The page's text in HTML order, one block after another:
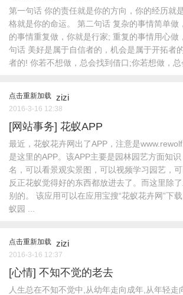
第一句话 你的责任就是你的方向，你的经历就
格就是你的命运。 第二句话 复杂的事情简单做
的事情重复做，你就是行家; 重复的事情用心做
句话 美好是属于自信者的，机会是属于开拓者
者的! 你若不想做，总会找到借口;你若想做，总
点击重新加载 zizi
2016-3-16 12:38
[网站事务] 花蚁APP
最近，花蚁花卉网出了APP，注意是
是这里的APP。该APP主要是园林园艺方面知
名，可以看景观实景图，可以视频学习园艺，可
反正花蚁觉得好的东西都放进去了。而这里除
别的。 该应用可以在应用宝搜“花蚁花卉网”下
蚁园 ...
点击重新加载 zizi
2016-3-16 12:37
[心情] 不知不觉的老去
人生总在不知不觉中,从幼年走向成年,从年轻走